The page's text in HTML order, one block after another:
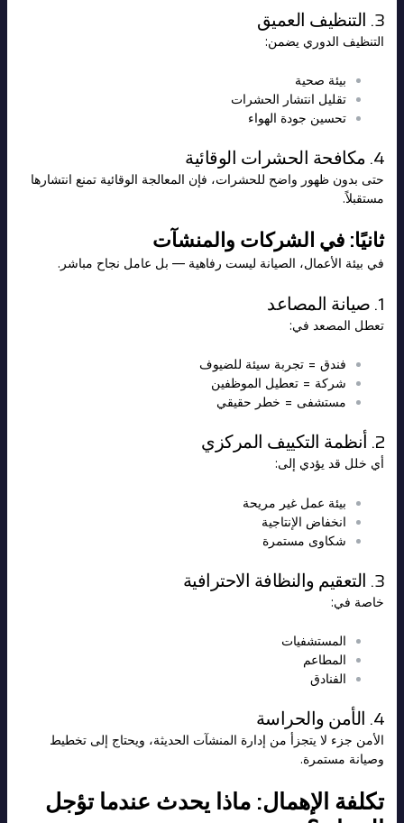
3. التنظيف العميق
التنظيف الدوري يضمن:
بيئة صحية
تقليل انتشار الحشرات
تحسين جودة الهواء
4. مكافحة الحشرات الوقائية
حتى بدون ظهور واضح للحشرات، فإن المعالجة الوقائية تمنع انتشارها
مستقبلاً.
ثانيًا: في الشركات والمنشآت
في بيئة الأعمال، الصيانة ليست رفاهية — بل عامل نجاح مباشر.
1. صيانة المصاعد
تعطل المصعد في:
فندق = تجربة سيئة للضيوف
شركة = تعطيل الموظفين
مستشفى = خطر حقيقي
2. أنظمة التكييف المركزي
أي خلل قد يؤدي إلى:
بيئة عمل غير مريحة
انخفاض الإنتاجية
شكاوى مستمرة
3. التعقيم والنظافة الاحترافية
خاصة في:
المستشفيات
المطاعم
الفنادق
4. الأمن والحراسة
الأمن جزء لا يتجزأ من إدارة المنشآت الحديثة، ويحتاج إلى تخطيط
وصيانة مستمرة.
تكلفة الإهمال: ماذا يحدث عندما تؤجل